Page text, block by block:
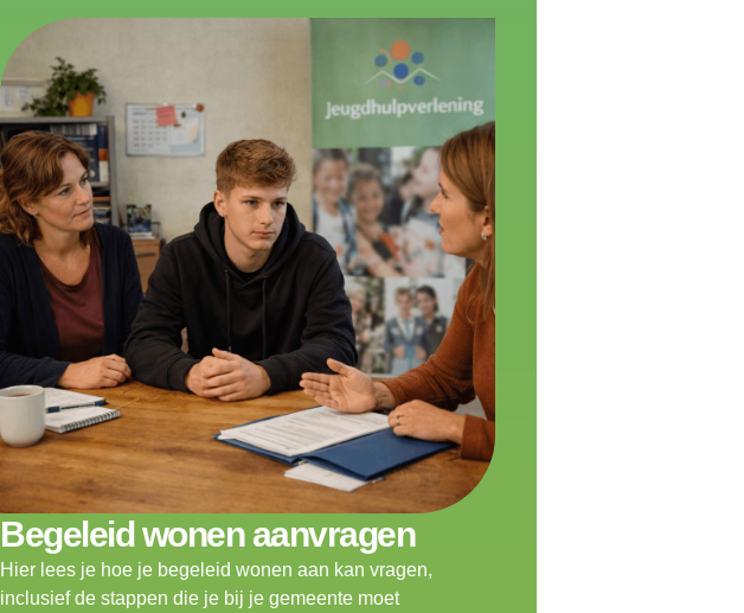
Begeleid wonen aanvragen
Hier lees je hoe je begeleid wonen aan kan vragen,
inclusief de stappen die je bij je gemeente moet